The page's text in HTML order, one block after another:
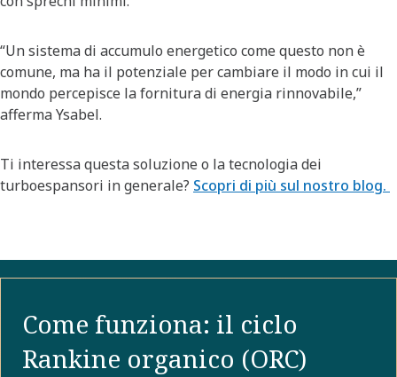
“Un sistema di accumulo energetico come questo non è
comune, ma ha il potenziale per cambiare il modo in cui il
mondo percepisce la fornitura di energia rinnovabile,”
afferma Ysabel.
Ti interessa questa soluzione o la tecnologia dei
turboespansori in generale? Scopri di più sul nostro blog.
Come funziona: il ciclo
Rankine organico (ORC)